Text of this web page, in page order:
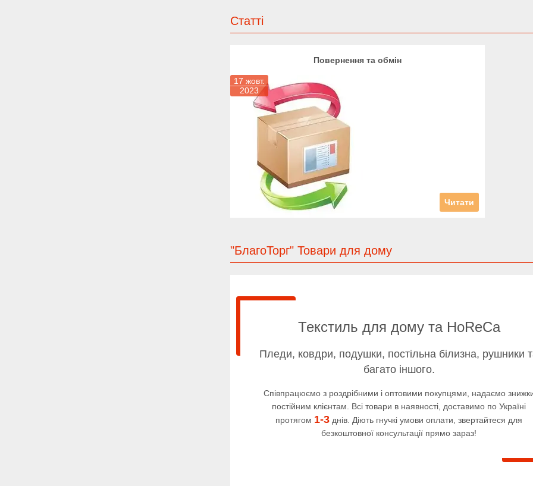
Статті
Повернення та обмін
17 жовт.
2023
Читати
"БлагоТорг" Товари для дому
Текстиль для дому та HoReCa
Пледи, ковдри, подушки, постільна білизна, рушники
багато іншого.
Співпрацюємо з роздрібними і оптовими покупцями, надаємо
постійним клієнтам. Всі товари в наявності, доставимо по Україні
протягом 1-3 днів. Діють гнучкі умови оплати, звертайтеся для
безкоштовної консультації прямо зараз!
та євро розміри постільної